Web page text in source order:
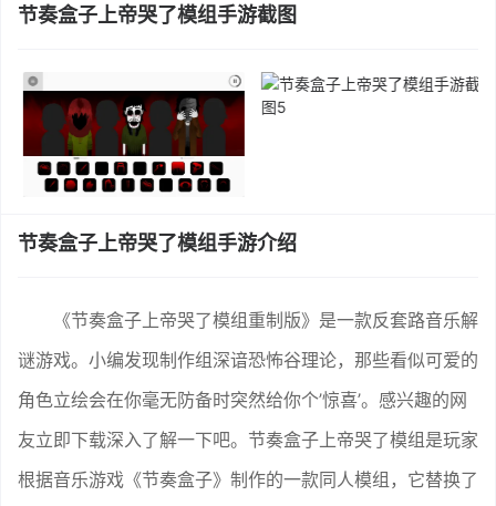
节奏盒子上帝哭了模组手游截图
节奏盒子上帝哭了模组手游介绍
《节奏盒子上帝哭了模组重制版》是一款反套路音乐解
谜游戏。小编发现制作组深谙恐怖谷理论，那些看似可爱的
角色立绘会在你毫无防备时突然给你个’惊喜’。感兴趣的网
友立即下载深入了解一下吧。节奏盒子上帝哭了模组是玩家
根据音乐游戏《节奏盒子》制作的一款同人模组，它替换了